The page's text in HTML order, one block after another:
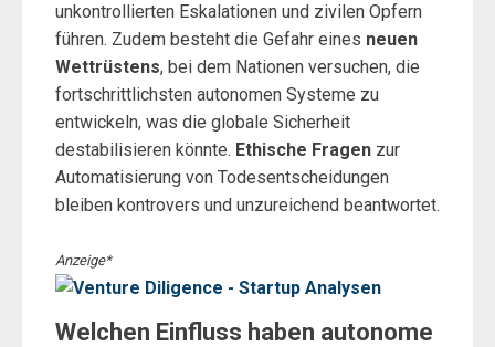
unkontrollierten Eskalationen und zivilen Opfern
führen. Zudem besteht die Gefahr eines neuen
Wettrüstens, bei dem Nationen versuchen, die
fortschrittlichsten autonomen Systeme zu
entwickeln, was die globale Sicherheit
destabilisieren könnte. Ethische Fragen zur
Automatisierung von Todesentscheidungen
bleiben kontrovers und unzureichend beantwortet.
Anzeige*
Welchen Einfluss haben autonome